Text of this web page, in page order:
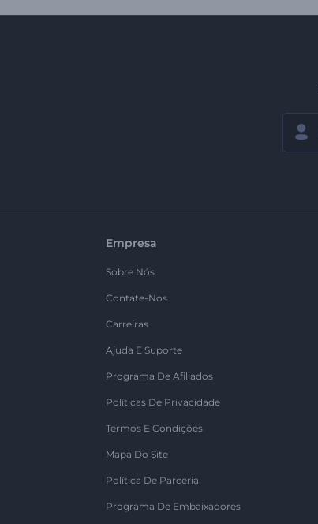
Empresa
Sobre Nós
Contate-Nos
Carreiras
Ajuda E Suporte
Programa De Afiliados
Políticas De Privacidade
Termos E Condições
Mapa Do Site
Política De Parceria
Programa De Embaixadores